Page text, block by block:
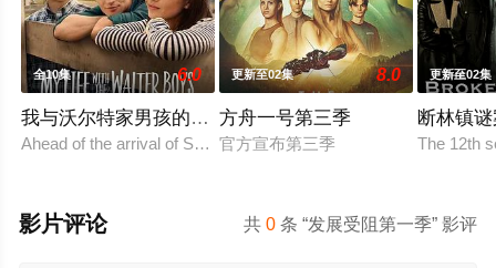
全10集 6.0
我与沃尔特家男孩的生活第三季
Ahead of the arrival of Season 2, Netflix has renewed My Life with
更新至02集 8.0
方舟一号第三季
官方宣布第三季
更新至02集
断林镇
The 12th
共0 条 “发展受阻第一季” 影评
影片评论